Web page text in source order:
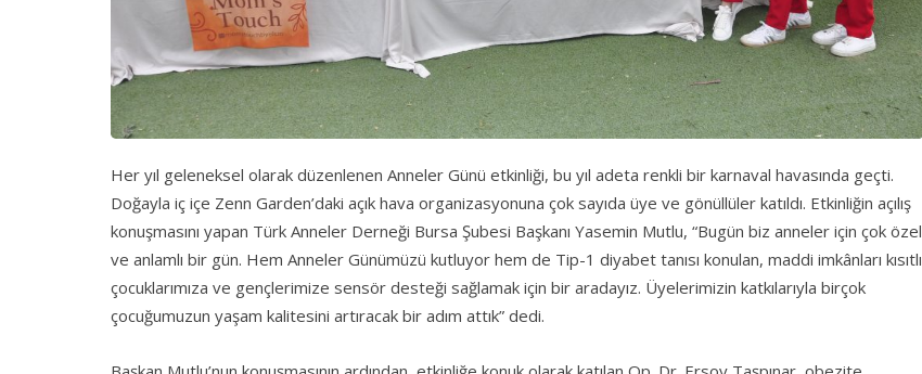
Her yıl geleneksel olarak düzenlenen Anneler Günü etkinliği, bu yıl adeta renkli bir karnaval havasında geçti.
Doğayla iç içe Zenn Garden’daki açık hava organizasyonuna çok sayıda üye ve gönüllüler katıldı. Etkinliğin açılış
konuşmasını yapan Türk Anneler Derneği Bursa Şubesi Başkanı Yasemin Mutlu, “Bugün biz anneler için çok özel
ve anlamlı bir gün. Hem Anneler Günümüzü kutluyor hem de Tip-1 diyabet tanısı konulan, maddi imkânları kısıtlı
çocuklarımıza ve gençlerimize sensör desteği sağlamak için bir aradayız. Üyelerimizin katkılarıyla birçok
çocuğumuzun yaşam kalitesini artıracak bir adım attık” dedi.